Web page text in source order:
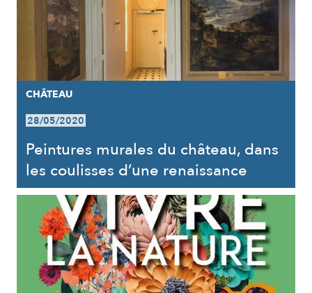
CHÂTEAU
28/05/2020
Peintures murales du château, dans
les coulisses d’une renaissance